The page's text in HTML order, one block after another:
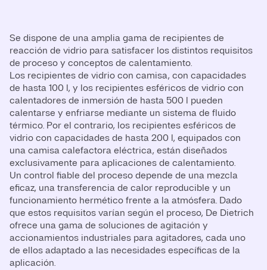
Se dispone de una amplia gama de recipientes de
reacción de vidrio para satisfacer los distintos requisitos
de proceso y conceptos de calentamiento.
Los recipientes de vidrio con camisa, con capacidades
de hasta 100 l, y los recipientes esféricos de vidrio con
calentadores de inmersión de hasta 500 l pueden
calentarse y enfriarse mediante un sistema de fluido
térmico. Por el contrario, los recipientes esféricos de
vidrio con capacidades de hasta 200 l, equipados con
una camisa calefactora eléctrica, están diseñados
exclusivamente para aplicaciones de calentamiento.
Un control fiable del proceso depende de una mezcla
eficaz, una transferencia de calor reproducible y un
funcionamiento hermético frente a la atmósfera. Dado
que estos requisitos varían según el proceso, De Dietrich
ofrece una gama de soluciones de agitación y
accionamientos industriales para agitadores, cada uno
de ellos adaptado a las necesidades específicas de la
aplicación.